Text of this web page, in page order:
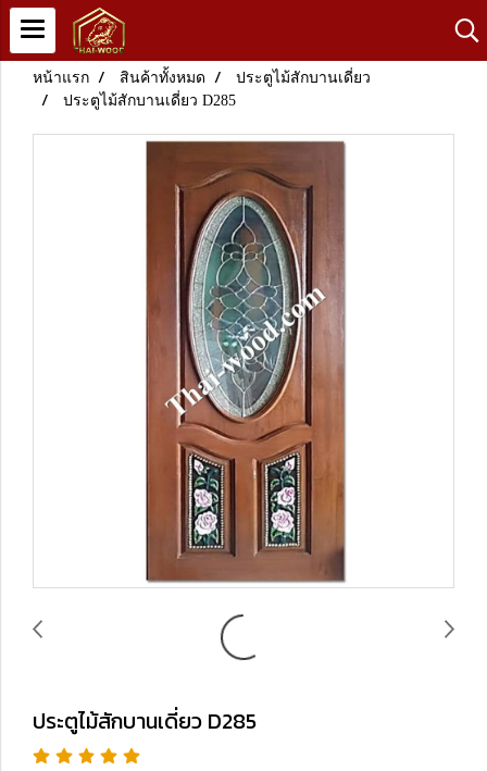
หน้าแรก สินค้าทั้งหมด
ประตูไม้สักบานเดี่ยว
ประตูไม้สักบานเดี่ยว D285
ประตูไม้สักบานเดี่ยว D285